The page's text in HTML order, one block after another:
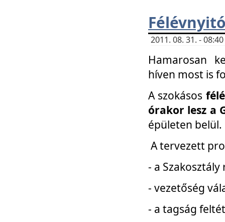
2011. 08. 31. -
Hamarosan
híven most is
A szokásos
órakor lesz a
épületen belül.
A tervezett
- a
- vezetőség
- a tagság